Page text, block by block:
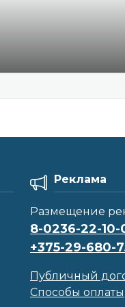
Реклама
Размещение
8-0236-22-10-
+375-29-680-
Публичный
Способы оплаты